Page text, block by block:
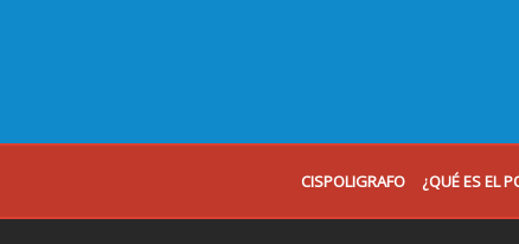
CISPOLIGRAFO ¿QUÉ ES EL